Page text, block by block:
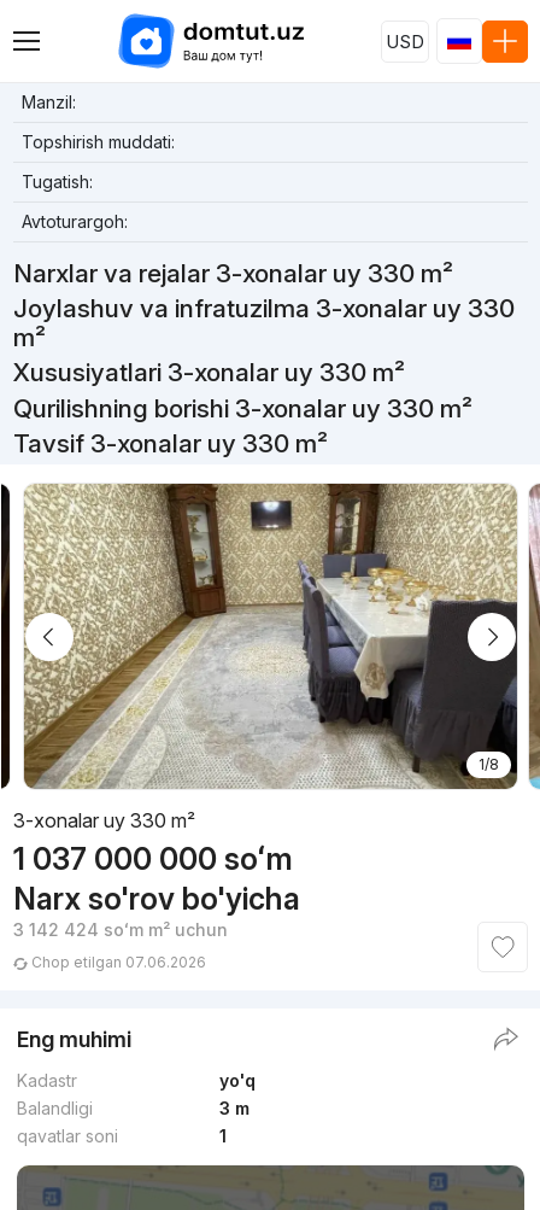
USD
Manzil:
Topshirish muddati:
Tugatish:
Avtoturargoh:
Narxlar va rejalar 3-xonalar uy 330 m²
Joylashuv va infratuzilma 3-xonalar uy 330
m²
Xususiyatlari 3-xonalar uy 330 m²
Qurilishning borishi 3-xonalar uy 330 m²
Tavsif 3-xonalar uy 330 m²
1/8
3-xonalar uy 330 m²
1 037 000 000 soʻm
Narx so'rov bo'yicha
3 142 424 soʻmm² uchun
Chop etilgan 07.06.2026
Eng muhimi
Kadastr
yo'q
Balandligi
3 m
qavatlar soni
1